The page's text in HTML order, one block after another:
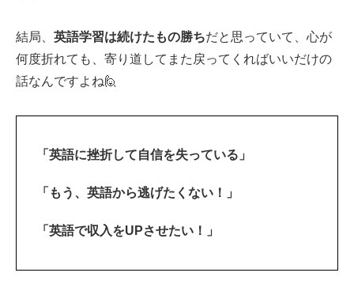
結局、 英語学習は続けたもの勝ちだと思っていて、心が
何度折れても、寄り道してまた戻ってくればいいだけの
話なんですよね🙋‍
「英語に挫折して自信を失っている」
「もう、英語から逃げたくない！」
「英語で収入をUPさせたい！」